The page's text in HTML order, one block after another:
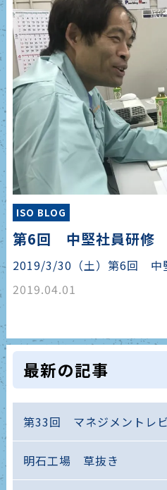
ISO BLOG
第6回 中堅社員研修
2019/3/30（土）第6回 中
2019.04.01
最新の記事
第33回 マネジメントレ
明石工場 草抜き